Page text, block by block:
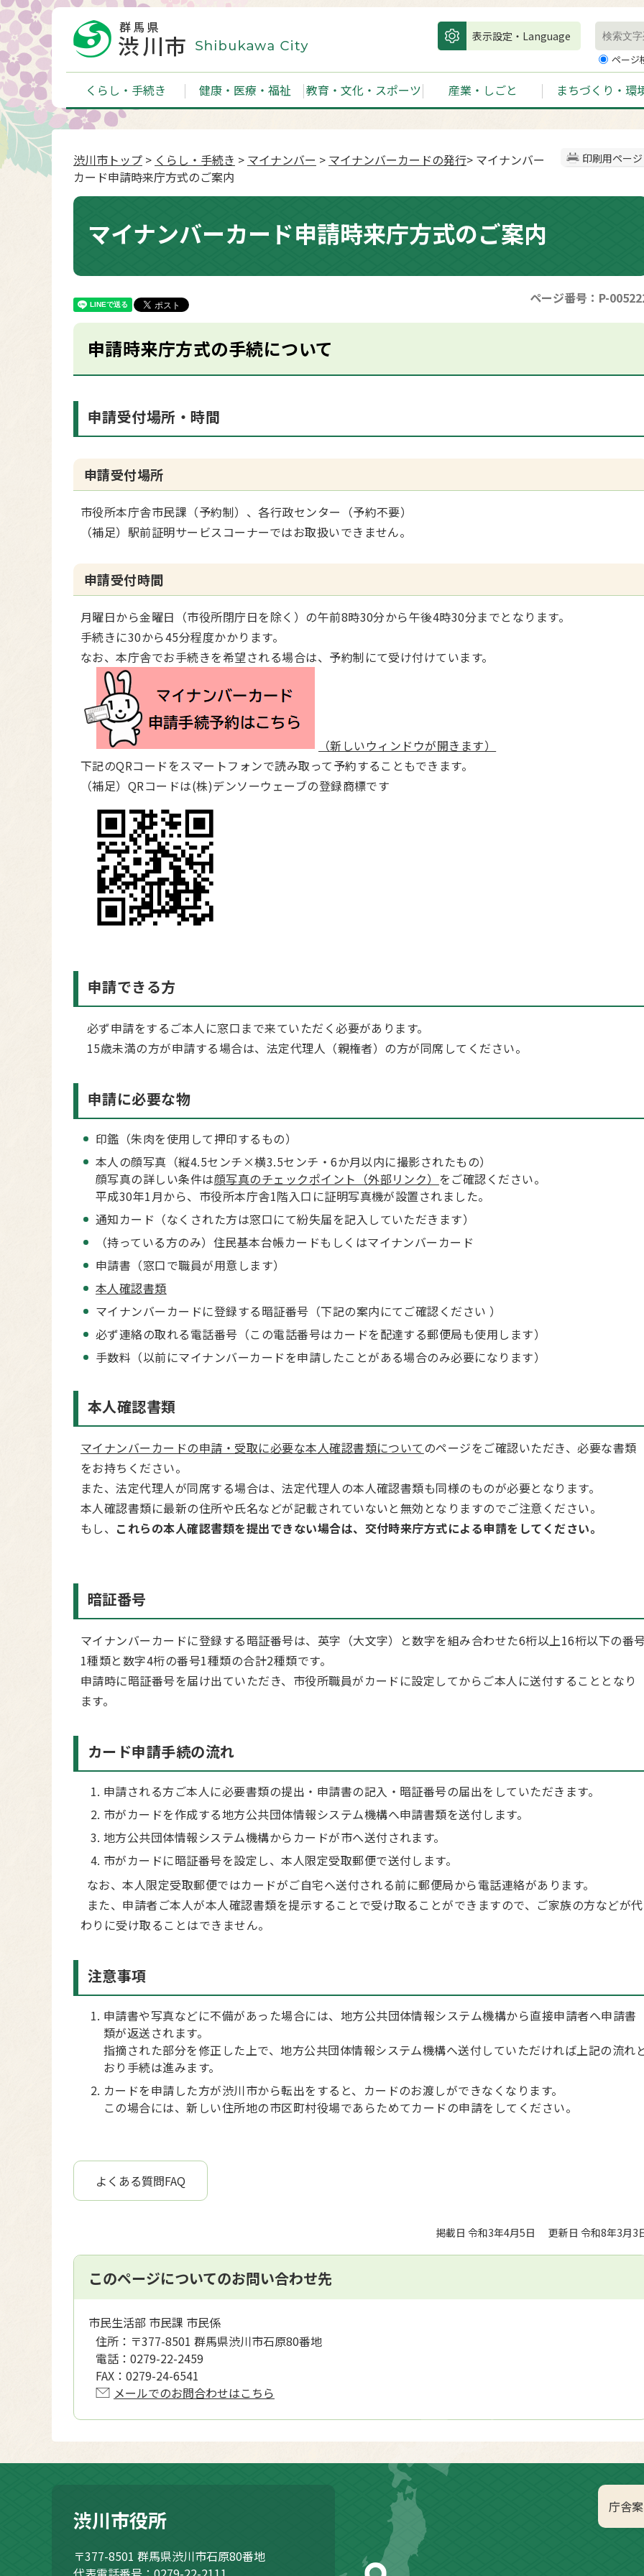
表示設定・Language
ページ
くらし・手続き 健康・医療・福祉 教育・文化・スポーツ 産業・しごと まちづくり・環
印刷用ページ
渋川市トップ > くらし・手続き > マイナンバー > マイナンバーカードの発行> マイナンバー
カード申請時来庁方式のご案内
マイナンバーカード申請時来庁方式のご案内
ページ番号：P-
申請時来庁方式の手続について
申請受付場所・時間
申請受付場所
市役所本庁舎市民課（予約制）、各行政センター（予約不要）
（補足）駅前証明サービスコーナーではお取扱いできません。
申請受付時間
月曜日から金曜日（市役所閉庁日を除く）の午前8時30分から午後4時30分までとなります。
手続きに30から45分程度かかります。
なお、本庁舎でお手続きを希望される場合は、予約制にて受け付けています。
（新しいウィンドウが開きます）
下記のQRコードをスマートフォンで読み取って予約することもできます。
（補足）QRコードは(株)デンソーウェーブの登録商標です
申請できる方
必ず申請をするご本人に窓口まで来ていただく必要があります。
15歳未満の方が申請する場合は、法定代理人（親権者）の方が同席してください。
申請に必要な物
印鑑（朱肉を使用して押印するもの）
本人の顔写真（縦4.5センチ×横3.5センチ・6か月以内に撮影されたもの）
顔写真の詳しい条件は顔写真のチェックポイント（外部リンク） をご確認ください。
平成30年1月から、市役所本庁舎1階入口に証明写真機が設置されました。
通知カード（なくされた方は窓口にて紛失届を記入していただきます）
（持っている方のみ）住民基本台帳カードもしくはマイナンバーカード
申請書（窓口で職員が用意します）
本人確認書類
マイナンバーカードに登録する暗証番号（下記の案内にてご確認ください ）
必ず連絡の取れる電話番号（この電話番号はカードを配達する郵便局も使用します）
手数料（以前にマイナンバーカードを申請したことがある場合のみ必要になります）
本人確認書類
マイナンバーカードの申請・受取に必要な本人確認書類についてのページをご確認いただき、必要な書類
をお持ちください。
また、法定代理人が同席する場合は、法定代理人の本人確認書類も同様のものが必要となります。
本人確認書類に最新の住所や氏名などが記載されていないと無効となりますのでご注意ください。
もし、 これらの本人確認書類を提出できない場合は、交付時来庁方式による申請をしてください。
暗証番号
マイナンバーカードに登録する暗証番号は、英字（大文字）と数字を組み合わせた6桁以上16桁以下の番
1種類と数字4桁の番号1種類の合計2種類です。
申請時に暗証番号を届け出ていただき、市役所職員がカードに設定してからご本人に送付することとなり
ます。
カード申請手続の流れ
申請される方ご本人に必要書類の提出・申請書の記入・暗証番号の届出をしていただきます。
市がカードを作成する地方公共団体情報システム機構へ申請書類を送付します。
地方公共団体情報システム機構からカードが市へ送付されます。
市がカードに暗証番号を設定し、本人限定受取郵便で送付します。
なお、本人限定受取郵便ではカードがご自宅へ送付される前に郵便局から電話連絡があります。
また、申請者ご本人が本人確認書類を提示することで受け取ることができますので、ご家族の方などが代
わりに受け取ることはできません。
注意事項
申請書や写真などに不備があった場合には、地方公共団体情報システム機構から直接申請者へ申請書
類が返送されます。
指摘された部分を修正した上で、地方公共団体情報システム機構へ送付していただければ上記の流れ
おり手続は進みます。
カードを申請した方が渋川市から転出をすると、カードのお渡しができなくなります。
この場合には、新しい住所地の市区町村役場であらためてカードの申請をしてください。
よくある質問FAQ
掲載日 令和3年4月5日 更新日 令和8年3月3
このページについてのお問い合わせ先
市民生活部 市民課 市民係
住所： 〒377-8501 群馬県渋川市石原80番地
電話： 0279-22-2459
FAX： 0279-24-6541
メールでのお問合わせはこちら
庁舎
渋川市役所
〒377-8501 群馬県渋川市石原80番地